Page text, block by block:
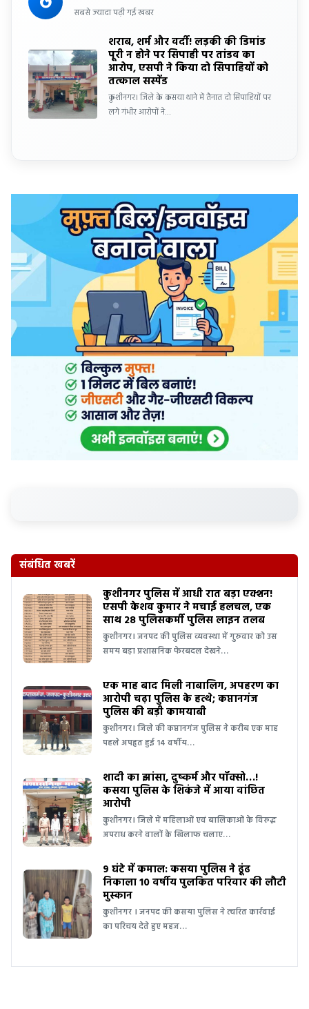
सबसे ज्यादा पढ़ी गई खबर
शराब, शर्म और वर्दी! लड़की की डिमांड
पूरी न होने पर सिपाही पर तांडव का
आरोप, एसपी ने किया दो सिपाहियों को
तत्काल सस्पेंड
कुशीनगर। जिले के कसया थाने में तैनात दो सिपाहियों पर
लगे गंभीर आरोपों ने…
संबंधित खबरें
कुशीनगर पुलिस में आधी रात बड़ा एक्शन!
एसपी केशव कुमार ने मचाई हलचल, एक
साथ 28 पुलिसकर्मी पुलिस लाइन तलब
कुशीनगर। जनपद की पुलिस व्यवस्था में गुरुवार को उस
समय बड़ा प्रशासनिक फेरबदल देखने…
एक माह बाद मिली नाबालिग, अपहरण का
आरोपी चढ़ा पुलिस के हत्थे; कप्तानगंज
पुलिस की बड़ी कामयाबी
कुशीनगर। जिले की कप्तानगंज पुलिस ने करीब एक माह
पहले अपहृत हुई 14 वर्षीय…
शादी का झांसा, दुष्कर्म और पॉक्सो…!
कसया पुलिस के शिकंजे में आया वांछित
आरोपी
कुशीनगर। जिले में महिलाओं एवं बालिकाओं के विरुद्ध
अपराध करने वालों के खिलाफ चलाए…
9 घंटे में कमाल: कसया पुलिस ने ढूंढ
निकाला 10 वर्षीय पुलकित परिवार की लौटी
मुस्कान
कुशीनगर । जनपद की कसया पुलिस ने त्वरित कार्रवाई
का परिचय देते हुए महज…